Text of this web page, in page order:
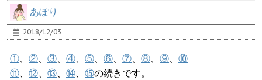
あぽり
2018/12/03
①、 ②、 ③、 ④、 ⑤、 ⑥、 ⑦、 ⑧、 ⑨、 ⑩
⑪、 ⑫、 ⑬、 ⑭、 ⑮の続きです。